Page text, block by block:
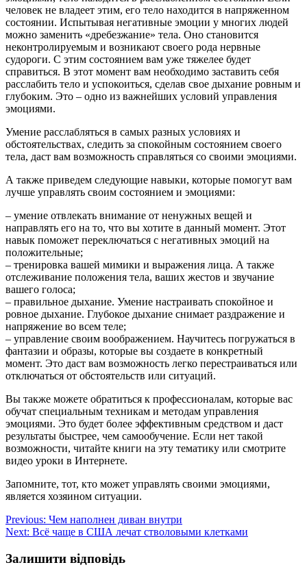
человек не владеет этим, его тело находится в напряженном
состоянии. Испытывая негативные эмоции у многих людей
можно заменить «дребезжание» тела. Оно становится
неконтролируемым и возникают своего рода нервные
судороги. С этим состоянием вам уже тяжелее будет
справиться. В этот момент вам необходимо заставить себя
расслабить тело и успокоиться, сделав свое дыхание ровным и
глубоким. Это – одно из важнейших условий управления
эмоциями.
Умение расслабляться в самых разных условиях и
обстоятельствах, следить за спокойным состоянием своего
тела, даст вам возможность справляться со своими эмоциями.
А также приведем следующие навыки, которые помогут вам
лучше управлять своим состоянием и эмоциями:
– умение отвлекать внимание от ненужных вещей и
направлять его на то, что вы хотите в данный момент. Этот
навык поможет переключаться с негативных эмоций на
положительные;
– тренировка вашей мимики и выражения лица. А также
отслеживание положения тела, ваших жестов и звучание
вашего голоса;
– правильное дыхание. Умение настраивать спокойное и
ровное дыхание. Глубокое дыхание снимает раздражение и
напряжение во всем теле;
– управление своим воображением. Научитесь погружаться в
фантазии и образы, которые вы создаете в конкретный
момент. Это даст вам возможность легко перестраиваться или
отключаться от обстоятельств или ситуаций.
Вы также можете обратиться к профессионалам, которые вас
обучат специальным техникам и методам управления
эмоциями. Это будет более эффективным средством и даст
результаты быстрее, чем самообучение. Если нет такой
возможности, читайте книги на эту тематику или смотрите
видео уроки в Интернете.
Запомните, тот, кто может управлять своими эмоциями,
является хозяином ситуации.
Навігація
записів
Previous: Чем наполнен диван внутри
Next: Всё чаще в США лечат стволовыми клетками
Залишити відповідь